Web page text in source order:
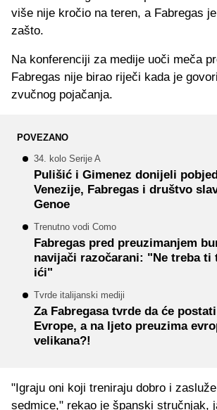
više nije kročio na teren, a Fabregas
zašto.
Na konferenciji za medije uoči meča
Fabregas nije birao riječi kada je
zvučnog pojačanja.
POVEZANO
34. kolo Serije A
Pulišić i Gimenez donijeli
Venezije, Fabregas i društvo
Genoe
Trenutno vodi Como
Fabregas pred preuzimanjem
navijači razočarani: "Ne treba ti
ići"
Tvrde italijanski mediji
Za Fabregasa tvrde da će
Evrope, a na ljeto preuzima
velikana?!
"Igraju oni koji treniraju dobro i
sedmice," rekao je španski stručnjak,